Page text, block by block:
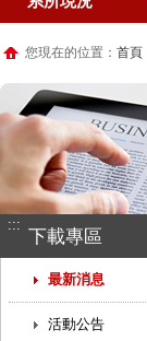
您現在的位置： 首頁
:::
下載專區
最新消息
活動公告